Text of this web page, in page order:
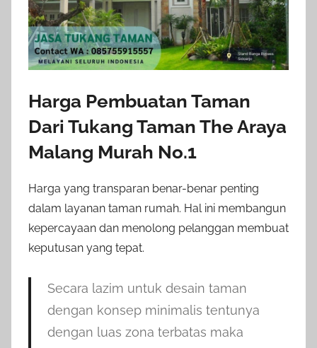
Harga Pembuatan Taman
Dari Tukang Taman The Araya
Malang Murah No.1
Harga yang transparan benar-benar penting
dalam layanan taman rumah. Hal ini membangun
kepercayaan dan menolong pelanggan membuat
keputusan yang tepat.
Secara lazim untuk desain taman
dengan konsep minimalis tentunya
dengan luas zona terbatas maka